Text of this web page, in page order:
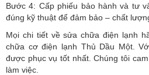
Bước 4: Cấp phiếu bảo hành và tư
đúng kỹ thuật để đảm bảo – chất
Mọi chi tiết về sửa chữa điện lạnh
chữa cơ điện lạnh Thủ Dầu Một.
được phục vụ tốt nhất. Chúng tôi
làm việc.